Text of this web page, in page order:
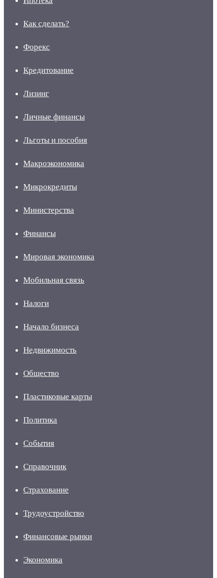
Как сделать?
Форекс
Кредитование
Лизинг
Личные финансы
Льготы и пособия
Макроэкономика
Микрокредиты
Министерства
Финансы
Мировая экономика
Мобильная связь
Налоги
Начало бизнеса
Недвижимость
Общество
Пластиковые карты
Политика
События
Справочник
Страхование
Трудоустройство
Финансовые рынки
Экономика